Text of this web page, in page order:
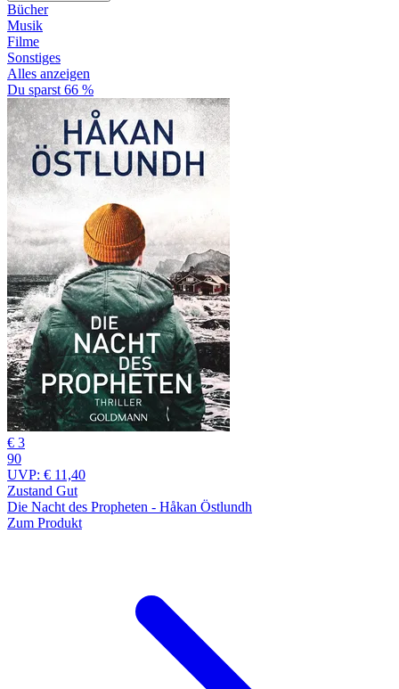
Bücher
Musik
Filme
Sonstiges
Alles anzeigen
Du sparst 66 %
€ 3
90
UVP: € 11,40
Zustand Gut
Die Nacht des Propheten - Håkan Östlundh
Zum Produkt